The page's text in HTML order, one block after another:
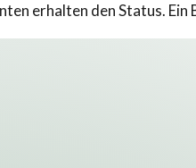
erhalten den Status.